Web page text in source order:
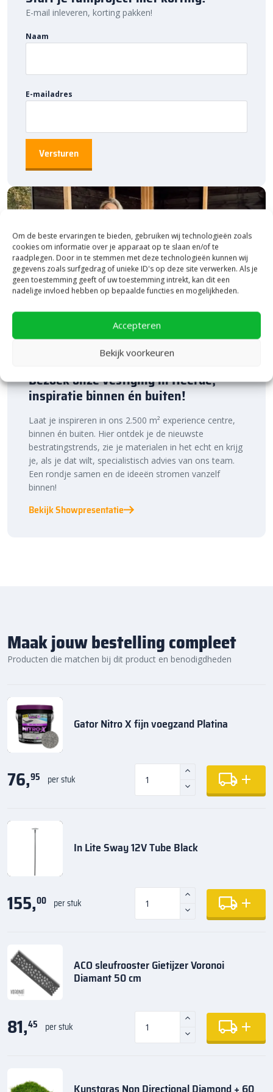
Om de beste ervaringen te bieden, gebruiken wij technologieën zoals
cookies om informatie over je apparaat op te slaan en/of te
raadplegen. Door in te stemmen met deze technologieën kunnen wij
gegevens zoals surfgedrag of unieke ID's op deze site verwerken. Als je
geen toestemming geeft of uw toestemming intrekt, kan dit een
nadelige invloed hebben op bepaalde functies en mogelijkheden.
Accepteren
Bekijk voorkeuren
Minimale kans op uitglijden:de ruwe afwerking van de
toplaag zorgt ervoor dat je niet uit kunt glijden. Zelfs na
hevige regenval blijven de tegels veilig. Daarnaast zorgt de
voorkomen.
Keramiek op onderbeton aanleggen
De GeoCeramica 100×100 tegels zijn gemakkelijk te verwerken.
Dit kan je namelijk in een normaal geëgaliseerd zandbed doen. Je
hebt dus geen speciale ondergrond nodig. De betonnen
onderlaag is voorzien van geïntegreerde afstandhouders.
elkaar. Door af te voegen metAquaColor Jointsvoegmiddel
wordt je terras mooi afgewerkt. Dit zorgt voor een strak
Door je terras op te sluiten metopsluitbandenzorg je voor extra
stevigheid. Dit voorkomt verschuiven en verzakken van de tegels.
Bestratingsmarkt.com: de beste prijs,
snelle levering
Bij Bestratingsmarkt.com ben je verzekerd van de beste prijs in
E-mail inleveren, korting pakken!
Naam
E-mailadres
Bezoek onze vestiging in Heerde,
inspiratie binnen én buiten!
Laat je inspireren in ons 2.500 m² experience centre,
binnen én buiten. Hier ontdek je de nieuwste
bestratingstrends, zie je materialen in het echt en krijg
je, als je dat wilt, specialistisch advies van ons team.
Een rondje samen en de ideeën stromen vanzelf
binnen!
Bekijk Showpresentatie
Maak jouw bestelling compleet
Producten die matchen bij dit product en benodigdheden
Gator Nitro X fijn voegzand Platina
76,95 per stuk
In Lite Sway 12V Tube Black
155,00 per stuk
ACO sleufrooster Gietijzer Voronoi
Diamant 50 cm
81,45 per stuk